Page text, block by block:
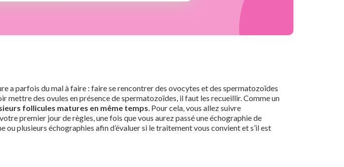
a parfois du mal à faire : faire se rencontrer des ovocytes et des spermatozoïdes
mettre des ovules en présence de spermatozoïdes, il faut les recueillir. Comme un
follicules matures en même temps. Pour cela, vous allez suivre
premier jour de règles, une fois que vous aurez passé une échographie de
plusieurs échographies afin d’évaluer si le traitement vous convient et s’il est